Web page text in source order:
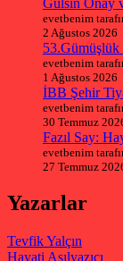
evetbenim
2 Ağustos 2026
53.Gümüşlük
evetbenim
1 Ağustos 2026
İBB Şehir
evetbenim
30 Temmuz
Fazıl Say:
evetbenim
27 Temmuz
Yazarlar
Tevfik Yalçın
Hayati Asılyazıcı